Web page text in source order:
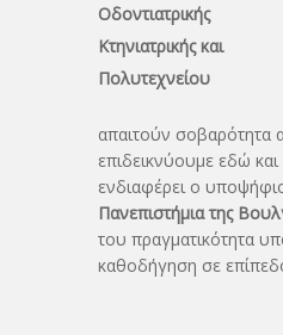
Οδοντιατρικής
Κτηνιατρικής και
Πολυτεχνείου
απαιτούν σοβαρότητα
επιδεικνύουμε εδώ
ενδιαφέρει ο
Πανεπιστήμια της
του πραγματικότητα
καθοδήγηση σε